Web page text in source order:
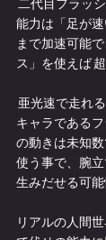
能力は「足が
まで加速可能
ス」を使えば
キャラである
の動きは未知
使う事で、腕
生みだせる可能
リアルの人間